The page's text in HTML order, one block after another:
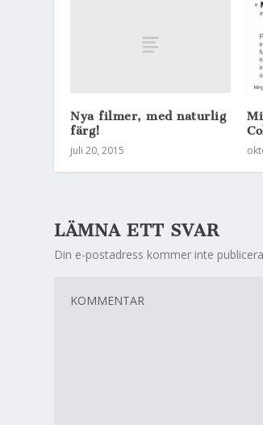
Nya filmer, med naturlig
färg!
juli 20, 2015
LÄMNA ETT SVAR
Din e-postadress kommer inte